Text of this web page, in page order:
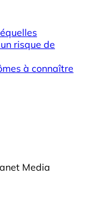
risque de
à connaître
Media